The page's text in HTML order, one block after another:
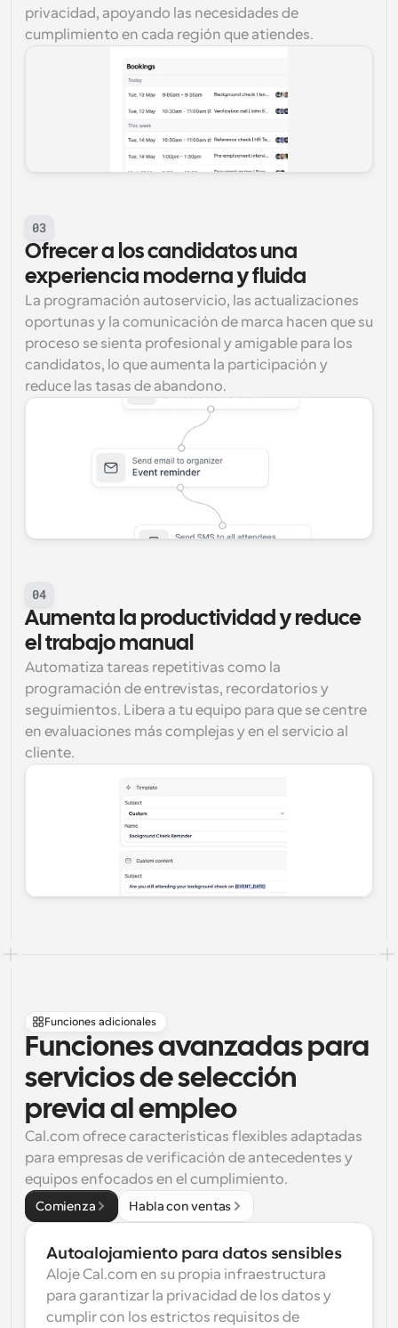
privacidad, apoyando las necesidades de
cumplimiento en cada región que atiendes.
03
Ofrecer a los candidatos una
experiencia moderna y fluida
La programación autoservicio, las actualizaciones
oportunas y la comunicación de marca hacen que su
proceso se sienta profesional y amigable para los
candidatos, lo que aumenta la participación y
reduce las tasas de abandono.
04
Aumenta la productividad y reduce
el trabajo manual
Automatiza tareas repetitivas como la
programación de entrevistas, recordatorios y
seguimientos. Libera a tu equipo para que se centre
en evaluaciones más complejas y en el servicio al
cliente.
Funciones adicionales
Funciones avanzadas para
servicios de selección
previa al empleo
Cal.com ofrece características flexibles adaptadas
para empresas de verificación de antecedentes y
equipos enfocados en el cumplimiento.
Comienza Habla con ventas
Autoalojamiento para datos sensibles
Aloje Cal.com en su propia infraestructura
para garantizar la privacidad de los datos y
cumplir con los estrictos requisitos de